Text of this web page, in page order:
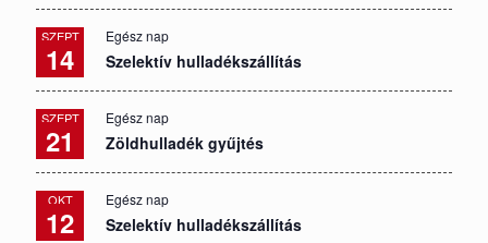
SZEPT
14
Egész nap
Szelektív hulladékszállítás
SZEPT
21
Egész nap
Zöldhulladék gyűjtés
OKT
12
Egész nap
Szelektív hulladékszállítás